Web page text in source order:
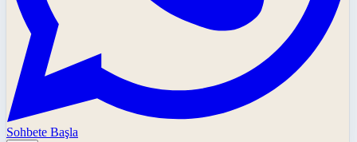
Sohbete Başla